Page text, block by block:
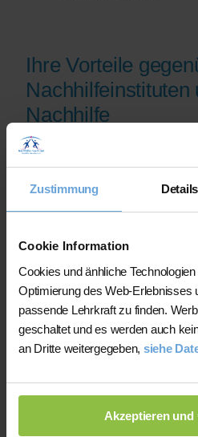
Zustimmung Details
Cookie Information
Cookies und änhliche
Optimierung des Web-Erlebnisses
passende Lehrkraft zu finden.
geschaltet und es werden auch
an Dritte weitergegeben, siehe
Akzeptieren und
Ihre Vorteile
Nachhilfeinstituten
Nachhilfe
Auf der Plattform
Lehrkräfte, deren
Qualifikationsnachweise
Freischaltung geprüft
Nachhilfe-Team.net
möglichst schnell eine
passende Lehrkraft zu
Ausfall können Sie auf
Vermittlung einer
unterstützt werden.
ihren Unterricht
Die jeweilige Lehrkraft